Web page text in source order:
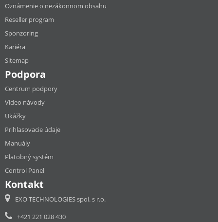
Oznámenie o nezákonnom obsahu
Reseller program
Sponzoring
Kariéra
Sitemap
Podpora
Centrum podpory
Video návody
Ukážky
Prihlasovacie údaje
Manuály
Platobný systém
Control Panel
Kontakt
EXO TECHNOLOGIES spol. s r.o.
+421 221 028 430